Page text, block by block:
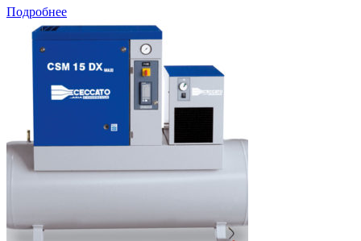
Подробнее